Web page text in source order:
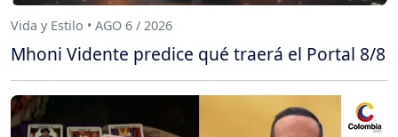
Vida y Estilo • AGO 6 / 2026
Mhoni Vidente predice qué traerá el Portal 8/8